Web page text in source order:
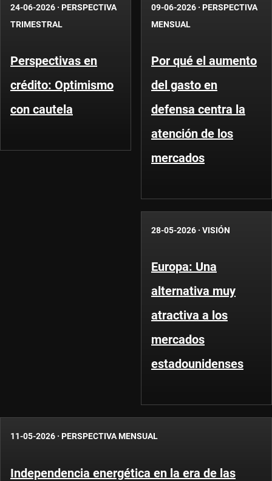
24-06-2026 · PERSPECTIVA
TRIMESTRAL
Perspectivas en
crédito: Optimismo
con cautela
09-06-2026 · PERSPECTIVA
MENSUAL
Por qué el aumento
del gasto en
defensa centra la
atención de los
mercados
28-05-2026 · VISIÓN
Europa: Una
alternativa muy
atractiva a los
mercados
estadounidenses
11-05-2026 · PERSPECTIVA MENSUAL
Independencia energética en la era de las